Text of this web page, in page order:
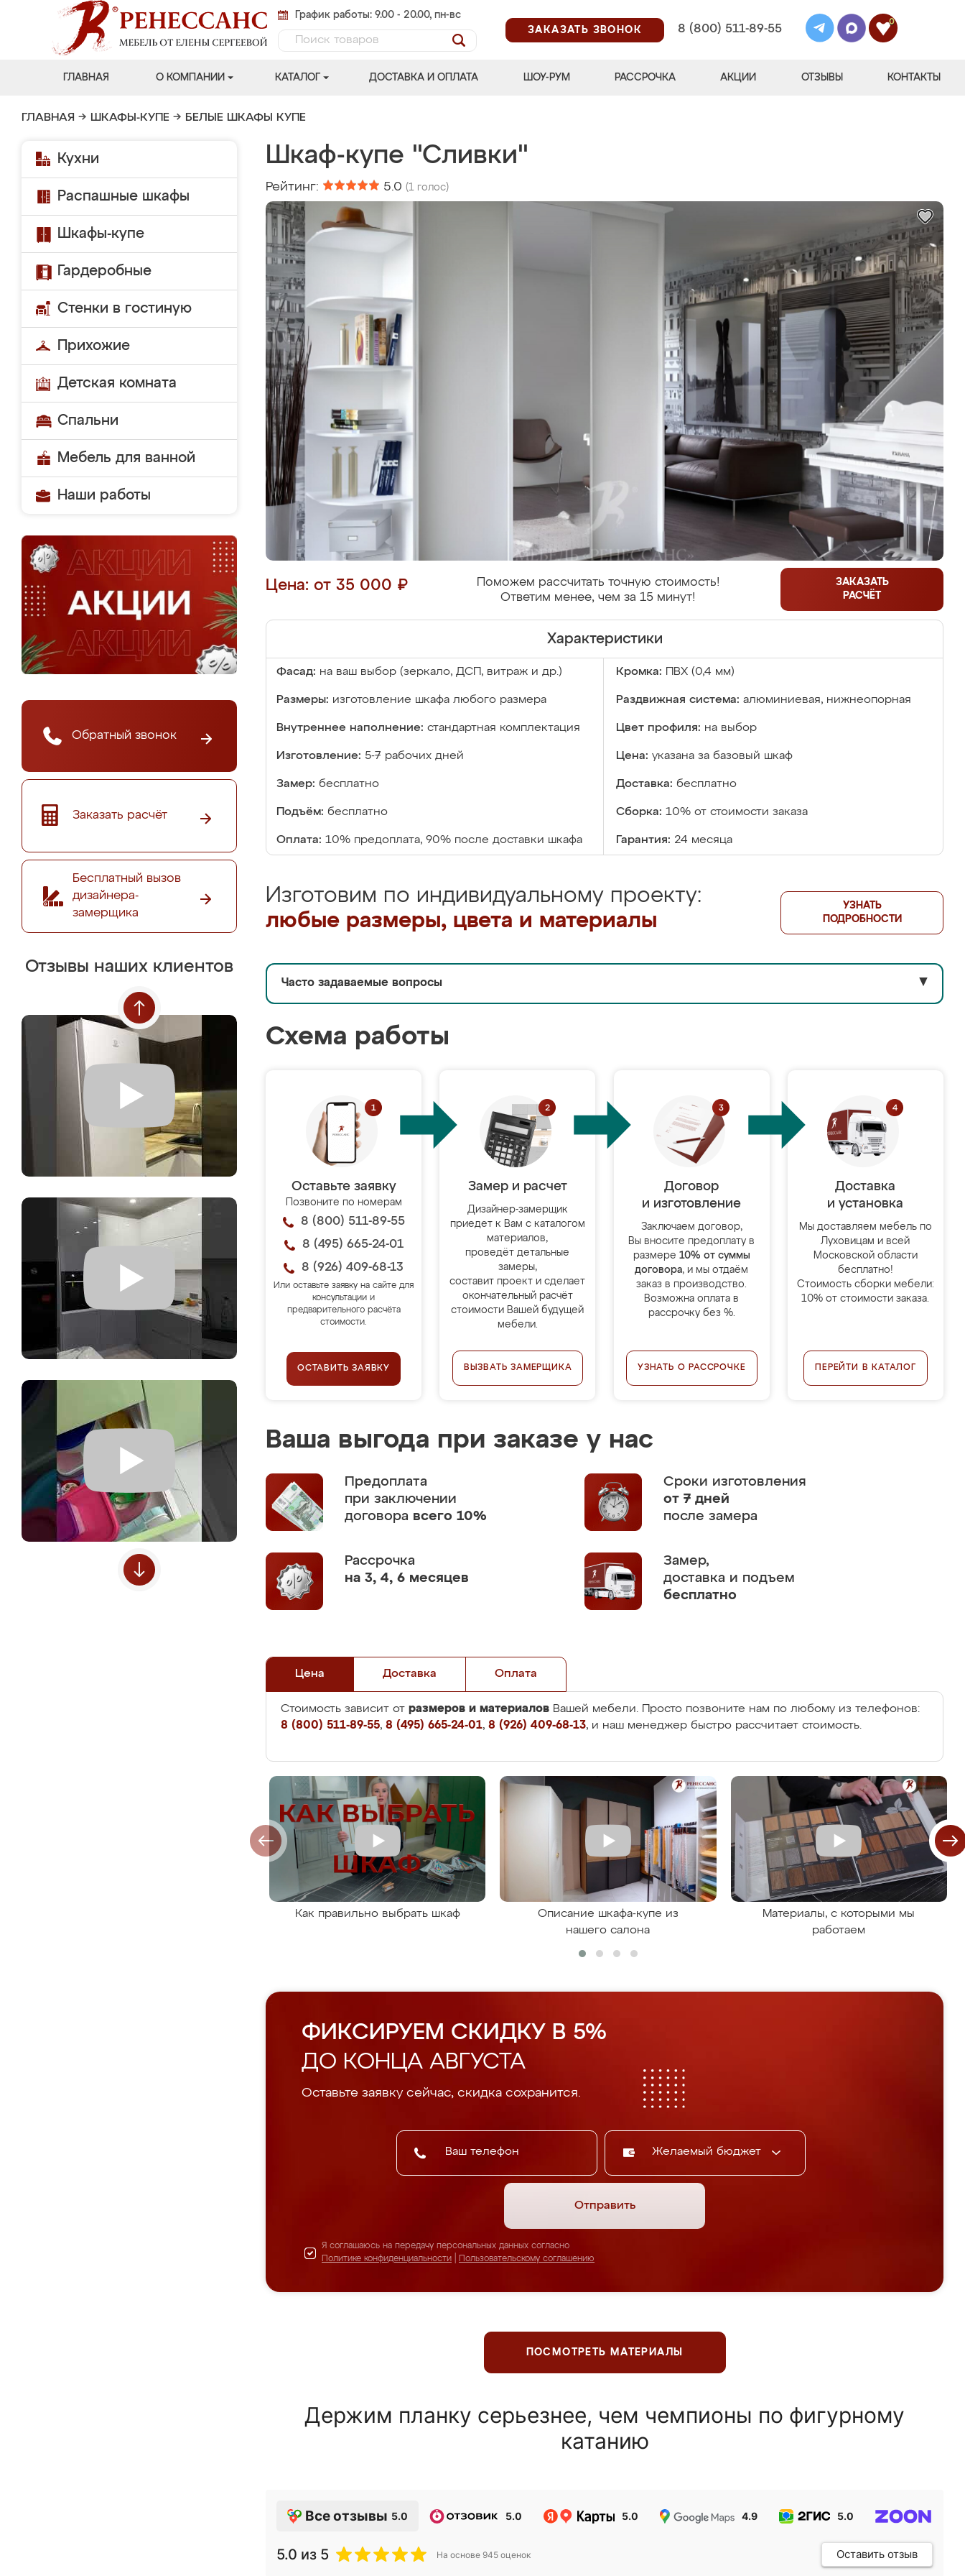
График работы: 9.00 - 20.00, пн-вс
ЗАКАЗАТЬ ЗВОНОК
8 (800) 511-89-55
0
ГЛАВНАЯ О КОМПАНИИ КАТАЛОГ ДОСТАВКА И ОПЛАТА ШОУ-РУМ РАССРОЧКА АКЦИИ ОТЗЫВЫ КОНТАКТЫ
ГЛАВНАЯ → ШКАФЫ-КУПЕ → БЕЛЫЕ ШКАФЫ КУПЕ
Кухни
Распашные шкафы
Шкафы-купе
Гардеробные
Стенки в гостиную
Прихожие
Детская комната
Спальни
Мебель для ванной
Наши работы
Обратный звонок
Заказать расчёт
Бесплатный вызов
дизайнера-
замерщика
Отзывы наших клиентов
Шкаф-купе "Сливки"
Рейтинг: 5.0 (1 голос)
Цена: от 35 000 ₽
Поможем рассчитать точную стоимость!
Ответим менее, чем за 15 минут!
ЗАКАЗАТЬ
РАСЧЁТ
Характеристики
Фасад: на ваш выбор (зеркало, ДСП, витраж и др.) Кромка: ПВХ (0,4 мм)
Размеры: изготовление шкафа любого размера Раздвижная система: алюминиевая, нижнеопорная
Внутреннее наполнение: стандартная комплектация Цвет профиля: на выбор
Изготовление: 5-7 рабочих дней Цена: указана за базовый шкаф
Замер: бесплатно Доставка: бесплатно
Подъём: бесплатно Сборка: 10% от стоимости заказа
Оплата: 10% предоплата, 90% после доставки шкафа Гарантия: 24 месяца
Изготовим по индивидуальному проекту:
любые размеры, цвета и материалы
УЗНАТЬ
ПОДРОБНОСТИ
Часто задаваемые вопросы ▼
Схема работы
Оставьте заявку
Позвоните по номерам
8 (800) 511-89-55
8 (495) 665-24-01
8 (926) 409-68-13
Или оставьте заявку на сайте для
консультации и
предварительного расчёта
стоимости.
ОСТАВИТЬ ЗАЯВКУ
Замер и расчет
Дизайнер-замерщик
приедет к Вам с каталогом
материалов,
проведёт детальные
замеры,
составит проект и сделает
окончательный расчёт
стоимости Вашей будущей
мебели.
ВЫЗВАТЬ ЗАМЕРЩИКА
Договор
и изготовление
Заключаем договор,
Вы вносите предоплату в
размере 10% от суммы
договора, и мы отдаём
заказ в производство.
Возможна оплата в
рассрочку без %.
УЗНАТЬ О РАССРОЧКЕ
Доставка
и установка
Мы доставляем мебель по
Луховицам и всей
Московской области
бесплатно!
Стоимость сборки мебели:
10% от стоимости заказа.
ПЕРЕЙТИ В КАТАЛОГ
Ваша выгода при заказе у нас
Предоплата
при заключении
договора всего 10%
Сроки изготовления
от 7 дней
после замера
Рассрочка
на 3, 4, 6 месяцев
Замер,
доставка и подъем
бесплатно
Цена Доставка Оплата
Стоимость зависит от размеров и материалов Вашей мебели. Просто позвоните нам по любому из телефонов:
8 (800) 511-89-55, 8 (495) 665-24-01, 8 (926) 409-68-13, и наш менеджер быстро рассчитает стоимость.
Как правильно выбрать шкаф
Описание шкафа-купе из
нашего салона
Материалы, с которыми мы
работаем
ФИКСИРУЕМ СКИДКУ В 5%
ДО КОНЦА АВГУСТА
Оставьте заявку сейчас, скидка сохранится.
Желаемый бюджет
Отправить
Я соглашаюсь на передачу персональных данных согласно
Политике конфиденциальности
Пользовательскому соглашению
ПОСМОТРЕТЬ МАТЕРИАЛЫ
Держим планку серьезнее, чем чемпионы по фигурному
катанию
Все отзывы 5.0 5.0 5.0 4.9 5.0
5.0 из 5 На основе 945 оценок Оставить отзыв